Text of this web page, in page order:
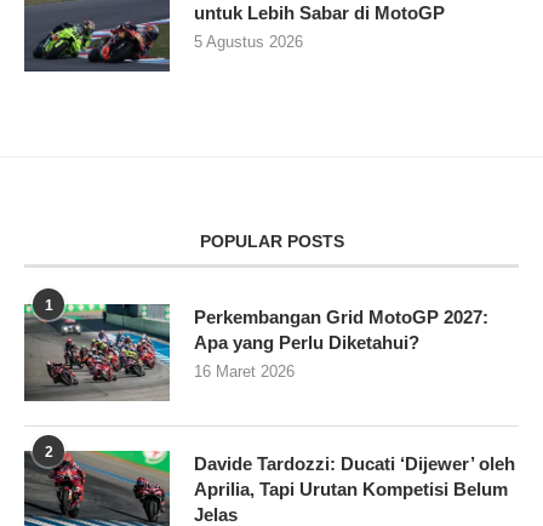
untuk Lebih Sabar di MotoGP
5 Agustus 2026
POPULAR POSTS
1
Perkembangan Grid MotoGP 2027:
Apa yang Perlu Diketahui?
16 Maret 2026
2
Davide Tardozzi: Ducati ‘Dijewer’ oleh
Aprilia, Tapi Urutan Kompetisi Belum
Jelas